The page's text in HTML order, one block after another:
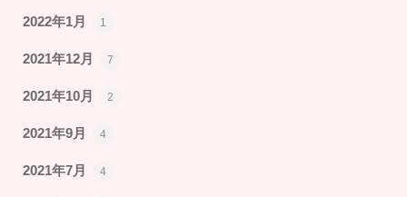
2022年1月 1
2021年12月 7
2021年10月 2
2021年9月 4
2021年7月 4